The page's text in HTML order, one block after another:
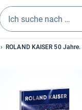
Sie
Vorschläge
ROLAND KAISER 50